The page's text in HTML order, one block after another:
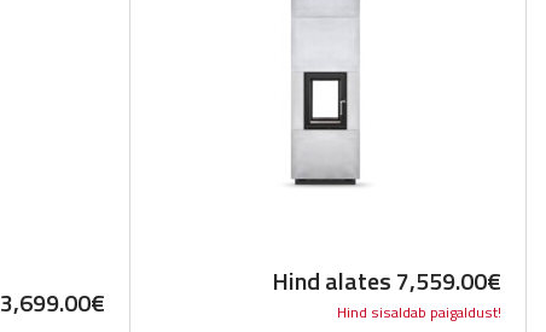
3,699.00€
Hind alates7,559.00€
Hind sisaldab paigaldust!